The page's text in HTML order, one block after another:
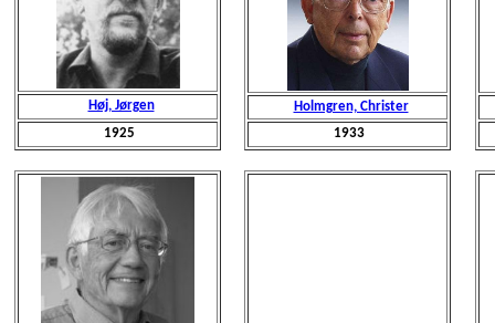
Høj, Jørgen
1925
Holmgren, Christer
1933